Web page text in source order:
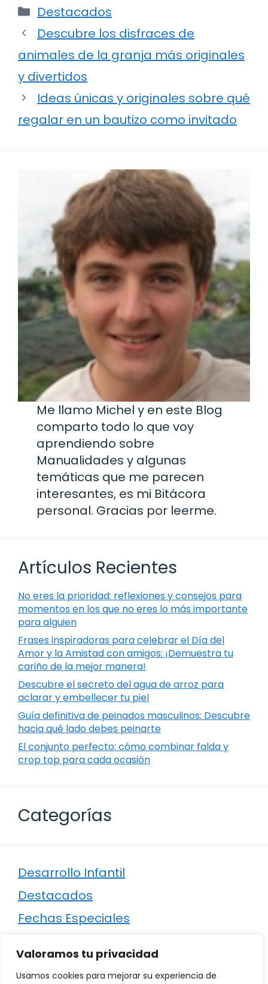
Valoramos tu privacidad
Usamos cookies para mejorar su experiencia de
Categorías
Destacados
Descubre los disfraces de
animales de la granja más originales
y divertidos
Ideas únicas y originales sobre qué
regalar en un bautizo como invitado
Me llamo Michel y en este Blog
comparto todo lo que voy
aprendiendo sobre
Manualidades y algunas
temáticas que me parecen
interesantes, es mi Bitácora
personal. Gracias por leerme.
Artículos Recientes
No eres la prioridad: reflexiones y consejos para
momentos en los que no eres lo más importante
para alguien
Frases inspiradoras para celebrar el Día del
Amor y la Amistad con amigos: ¡Demuestra tu
cariño de la mejor manera!
Descubre el secreto del agua de arroz para
aclarar y embellecer tu piel
Guía definitiva de peinados masculinos: Descubre
hacia qué lado debes peinarte
El conjunto perfecto: cómo combinar falda y
crop top para cada ocasión
Categorías
Desarrollo Infantil
Destacados
Fechas Especiales
Poesía